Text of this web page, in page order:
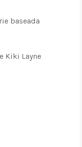
baseada
Kiki Layne